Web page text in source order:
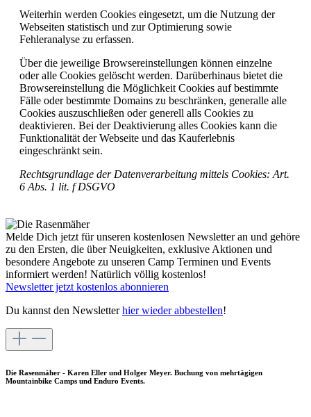
Weiterhin werden Cookies eingesetzt, um die Nutzung der
Webseiten statistisch und zur Optimierung sowie
Fehleranalyse zu erfassen.
Über die jeweilige Browsereinstellungen können einzelne
oder alle Cookies gelöscht werden. Darüberhinaus bietet die
Browsereinstellung die Möglichkeit Cookies auf bestimmte
Fälle oder bestimmte Domains zu beschränken, generalle alle
Cookies auszuschließen oder generell alls Cookies zu
deaktivieren. Bei der Deaktivierung alles Cookies kann die
Funktionalität der Webseite und das Kauferlebnis
eingeschränkt sein.
Rechtsgrundlage der Datenverarbeitung mittels Cookies: Art.
6 Abs. 1 lit. f DSGVO
Melde Dich jetzt für unseren kostenlosen Newsletter an und gehöre
zu den Ersten, die über Neuigkeiten, exklusive Aktionen und
besondere Angebote zu unseren Camp Terminen und Events
informiert werden! Natürlich völlig kostenlos!
Newsletter jetzt kostenlos abonnieren
Du kannst den Newsletterhier wieder abbestellen!
Die Rasenmäher - Karen Eller und Holger Meyer. Buchung von mehrtägigen
Mountainbike Camps und Enduro Events.